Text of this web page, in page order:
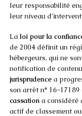
leur responsabilité
leur niveau
La loi pour la
de 2004 définit un
hébergeurs, qui ne
notification de
jurisprudence a
son arrêt n° 16-
cassation a considéré
actif de classement